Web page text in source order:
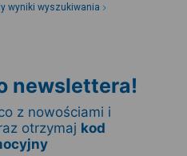
wyniki wyszukiwania
newslettera!
z nowościami i
otrzymaj kod